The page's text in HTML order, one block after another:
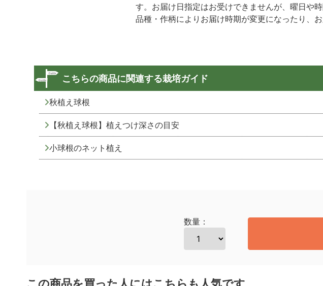
す。お届け日指定はお受けできませんが、曜日や
品種・作柄によりお届け時期が変更になったり、
こちらの商品に関連する栽培ガイド
秋植え球根
【秋植え球根】植えつけ深さの目安
小球根のネット植え
数量：